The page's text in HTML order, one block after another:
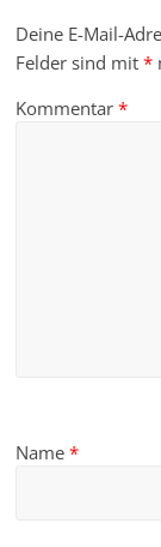
Deine E-Mail-
Felder sind mit*
Kommentar*
Name*